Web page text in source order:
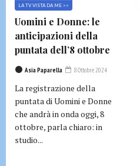
LA TV VISTA DA ME >>
Uomini e Donne: le
anticipazioni della
puntata dell’8 ottobre
Asia Paparella 8 Ottobre 2024
La registrazione della
puntata di Uomini e Donne
che andrà in onda oggi, 8
ottobre, parla chiaro: in
studio...